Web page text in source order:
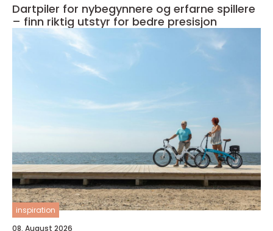
Dartpiler for nybegynnere og erfarne spillere
– finn riktig utstyr for bedre presisjon
inspiration
08. August 2026